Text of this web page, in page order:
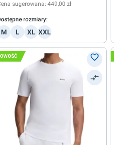
sugerowana: 449,00 zł
rozmiary:
M L XL XXL